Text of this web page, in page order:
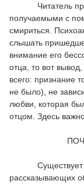
Читатель
получаемыми с
смириться.
слышать
внимание его
отца, то вот
всего: признание
не было), не
любви, которая
отцом. Здесь
Существует
рассказывающих